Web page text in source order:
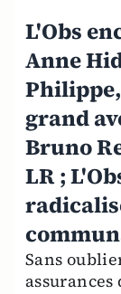
L'Obs
Anne
grand
Bruno
LR ;
Sans
assurances